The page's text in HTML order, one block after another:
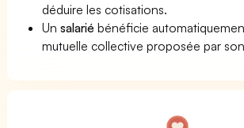
déduire les cotisations.
Unsalarié bénéficie
mutuelle collective proposée par